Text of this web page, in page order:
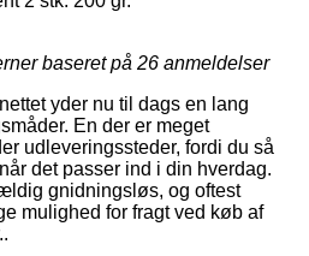
baseret på 26 anmeldelser
yder nu til dags en lang
En der er meget
udleveringssteder, fordi du så
det passer ind i din hverdag.
gnidningsløs, og oftest
mulighed for fragt ved køb af